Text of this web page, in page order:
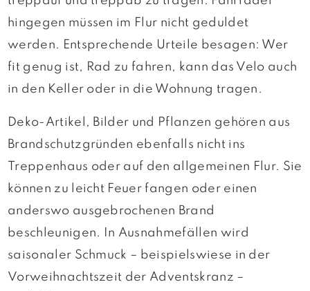
hingegen müssen im Flur nicht geduldet
werden. Entsprechende Urteile besagen: Wer
fit genug ist, Rad zu fahren, kann das Velo auch
in den Keller oder in die Wohnung tragen.
Deko-Artikel, Bilder und Pflanzen gehören aus
Brandschutzgründen ebenfalls nicht ins
Treppenhaus oder auf den allgemeinen Flur. Sie
können zu leicht Feuer fangen oder einen
anderswo ausgebrochenen Brand
beschleunigen. In Ausnahmefällen wird
saisonaler Schmuck – beispielswiese in der
Vorweihnachtszeit der Adventskranz –